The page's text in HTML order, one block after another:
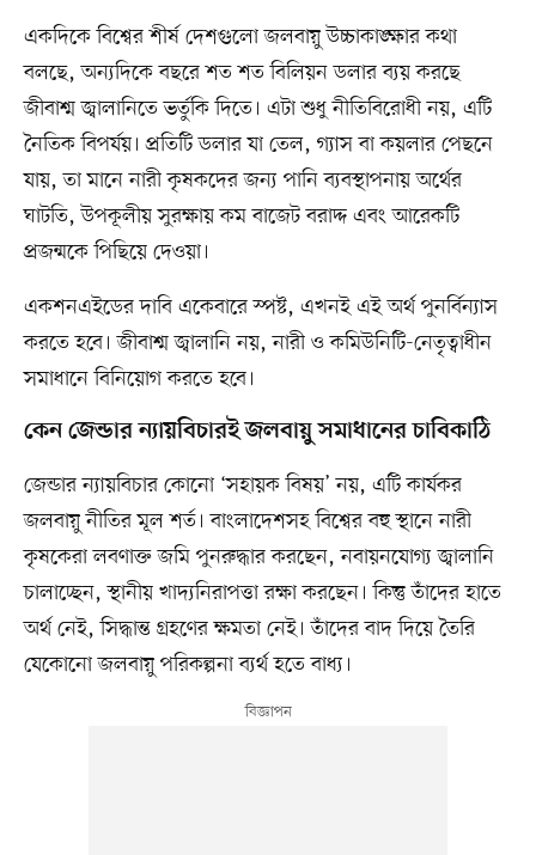
একদিকে বিশ্বের শীর্ষ দেশগুলো জলবায়ু উচ্চাকাঙ্ক্ষার কথা
বলছে, অন্যদিকে বছরে শত শত বিলিয়ন ডলার ব্যয় করছে
জীবাশ্ম জ্বালানিতে ভর্তুকি দিতে। এটা শুধু নীতিবিরোধী নয়, এটি
নৈতিক বিপর্যয়। প্রতিটি ডলার যা তেল, গ্যাস বা কয়লার পেছনে
যায়, তা মানে নারী কৃষকদের জন্য পানি ব্যবস্থাপনায় অর্থের
ঘাটতি, উপকূলীয় সুরক্ষায় কম বাজেট বরাদ্দ এবং আরেকটি
প্রজন্মকে পিছিয়ে দেওয়া।
একশনএইডের দাবি একেবারে স্পষ্ট, এখনই এই অর্থ পুনর্বিন্যাস
করতে হবে। জীবাশ্ম জ্বালানি নয়, নারী ও কমিউনিটি-নেতৃত্বাধীন
সমাধানে বিনিয়োগ করতে হবে।
কেন জেন্ডার ন্যায়বিচারই জলবায়ু সমাধানের চাবিকাঠি
জেন্ডার ন্যায়বিচার কোনো ‘সহায়ক বিষয়’ নয়, এটি কার্যকর
জলবায়ু নীতির মূল শর্ত। বাংলাদেশসহ বিশ্বের বহু স্থানে নারী
কৃষকেরা লবণাক্ত জমি পুনরুদ্ধার করছেন, নবায়নযোগ্য জ্বালানি
চালাচ্ছেন, স্থানীয় খাদ্যনিরাপত্তা রক্ষা করছেন। কিন্তু তাঁদের হাতে
অর্থ নেই, সিদ্ধান্ত গ্রহণের ক্ষমতা নেই। তাঁদের বাদ দিয়ে তৈরি
যেকোনো জলবায়ু পরিকল্পনা ব্যর্থ হতে বাধ্য।